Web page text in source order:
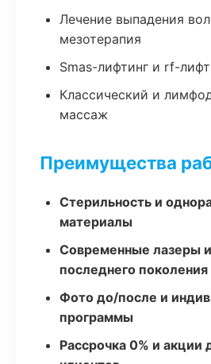
Лечение выпадения
мезотерапия
Smas-лифтинг и rf-
Классический и
массаж
Преимущества
Стерильность и
материалы
Современные лазеры
последнего поколения
Фото до/после и
программы
Рассрочка 0% и акции